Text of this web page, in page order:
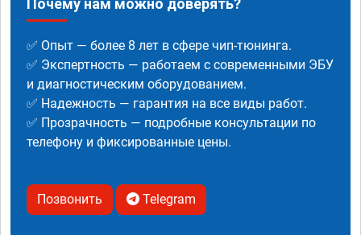
Почему нам можно доверять?
✅ Опыт — более 8 лет в сфере чип-тюнинга.
✅ Экспертность — работаем с современными ЭБУ
и диагностическим оборудованием.
✅ Надежность — гарантия на все виды работ.
✅ Прозрачность — подробные консультации по
телефону и фиксированные цены.
Позвонить Telegram